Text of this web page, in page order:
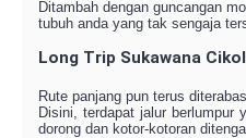
Ditambah dengan guncangan
tubuh anda yang tak sengaja
Long Trip Sukawana
Rute panjang pun terus
Disini, terdapat jalur berlumpur
dorong dan kotor-kotoran